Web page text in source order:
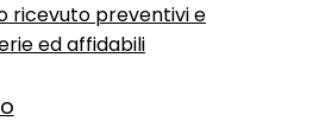
ricevuto preventivi e
ed affidabili